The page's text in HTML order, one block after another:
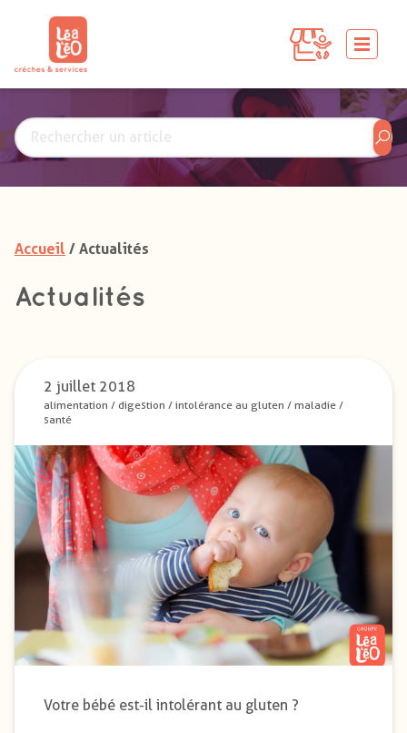
Accueil / Actualités
Actualités
2 juillet 2018
alimentation / digestion / intolérance au gluten / maladie /
santé
Votre bébé est-il intolérant au gluten ?